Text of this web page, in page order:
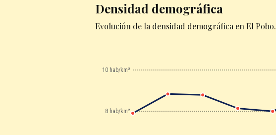
Densidad demográfica
Evolución de la densidad demográfica en El Pobo.
8 hab/km²
10 hab/km²